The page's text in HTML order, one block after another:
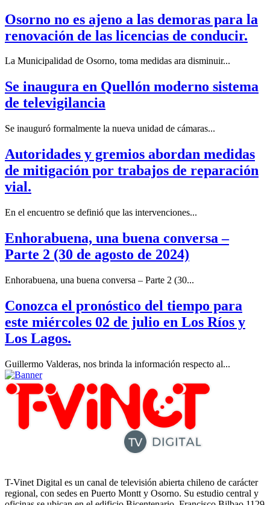
Osorno no es ajeno a las demoras para la
renovación de las licencias de conducir.
La Municipalidad de Osorno, toma medidas ara disminuir...
Se inaugura en Quellón moderno sistema
de televigilancia
Se inauguró formalmente la nueva unidad de cámaras...
Autoridades y gremios abordan medidas
de mitigación por trabajos de reparación
vial.
En el encuentro se definió que las intervenciones...
Enhorabuena, una buena conversa –
Parte 2 (30 de agosto de 2024)
Enhorabuena, una buena conversa – Parte 2 (30...
Conozca el pronóstico del tiempo para
este miércoles 02 de julio en Los Ríos y
Los Lagos.
Guillermo Valderas, nos brinda la información respecto al...
T-Vinet Digital es un canal de televisión abierta chileno de carácter
regional, con sedes en Puerto Montt y Osorno. Su estudio central y